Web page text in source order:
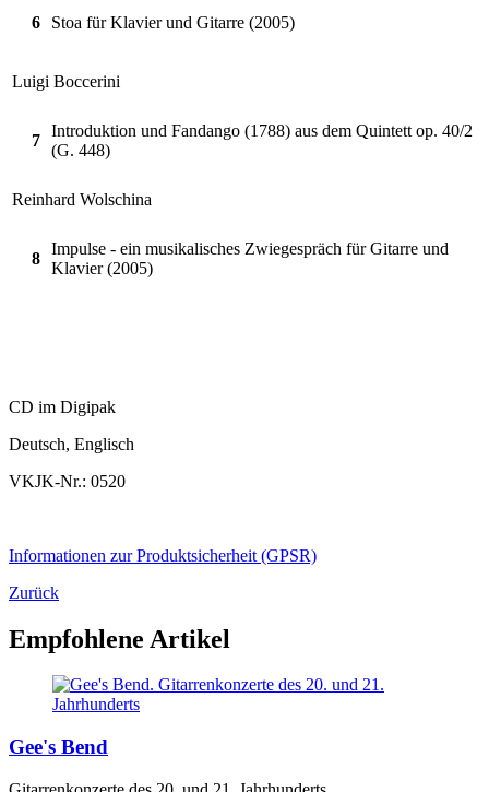
6 Stoa für Klavier und Gitarre (2005)
Luigi Boccerini
7
Introduktion und Fandango (1788) aus dem Quintett op. 40/2
(G. 448)
Reinhard Wolschina
8
Impulse - ein musikalisches Zwiegespräch für Gitarre und
Klavier (2005)
CD im Digipak
Deutsch, Englisch
VKJK-Nr.: 0520
Informationen zur Produktsicherheit (GPSR)
Zurück
Empfohlene Artikel
Gee's Bend